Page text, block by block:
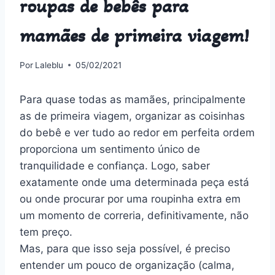
roupas de bebês para
mamães de primeira viagem!
Por Laleblu 05/02/2021
Para quase todas as mamães, principalmente
as de primeira viagem, organizar as coisinhas
do bebê e ver tudo ao redor em perfeita ordem
proporciona um sentimento único de
tranquilidade e confiança. Logo, saber
exatamente onde uma determinada peça está
ou onde procurar por uma roupinha extra em
um momento de correria, definitivamente, não
tem preço.
Mas, para que isso seja possível, é preciso
entender um pouco de organização (calma,